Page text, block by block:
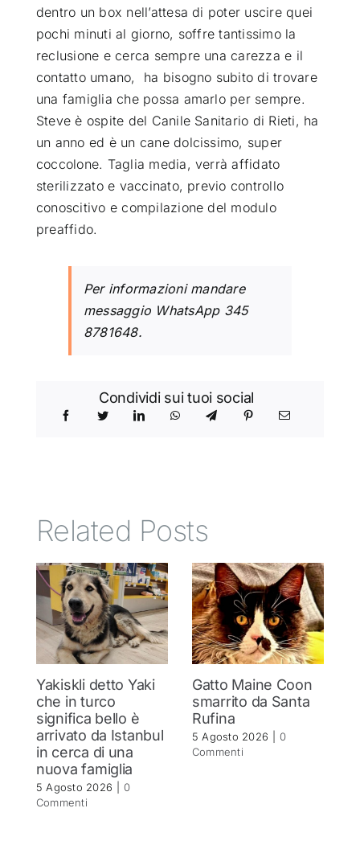
SEMPRE CON ME
dentro un box nell’attesa di poter uscire quei
pochi minuti al giorno, soffre tantissimo la
reclusione e cerca sempre una carezza e il
contatto umano, ha bisogno subito di trovare
una famiglia che possa amarlo per sempre.
Steve è ospite del Canile Sanitario di Rieti, ha
un anno ed è un cane dolcissimo, super
coccolone. Taglia media, verrà affidato
sterilizzato e vaccinato, previo controllo
conoscitivo e compilazione del modulo
preaffido.
Per informazioni mandare
messaggio WhatsApp 345
8781648.
Condividi sui tuoi social
Related Posts
Yakiskli detto Yaki
che in turco
significa bello è
arrivato da Istanbul
in cerca di una
nuova famiglia
5 Agosto 2026
0
Commenti
Gatto Maine Coon
smarrito da Santa
Rufina
5 Agosto 2026
0
Commenti